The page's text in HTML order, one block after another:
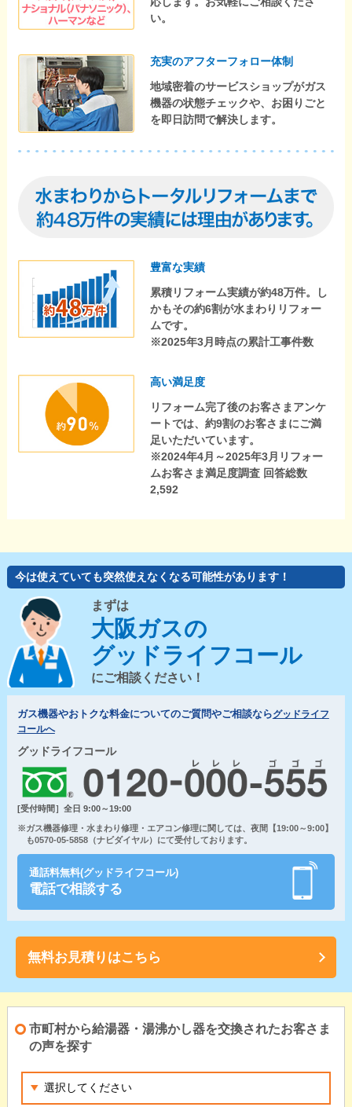
い。
充実のアフターフォロー体制
地域密着のサービスショップがガス
機器の状態チェックや、お困りごと
を即日訪問で解決します。
豊富な実績
累積リフォーム実績が約48万件。し
かもその約6割が水まわりリフォー
ムです。
※2025年3月時点の累計工事件数
高い満足度
リフォーム完了後のお客さまアンケ
ートでは、約9割のお客さまにご満
足いただいています。
※2024年4月～2025年3月リフォー
ムお客さま満足度調査 回答総数
2,592
今は使えていても突然使えなくなる可能性があります！
まずは
大阪ガスの
グッドライフコール
にご相談ください！
ガス機器やおトクな料金についてのご質問やご相談ならグッドライフ
コールへ
グッドライフコール
[受付時間］全日 9:00～19:00
※ガス機器修理・水まわり修理・エアコン修理に関しては、夜間【19:00～9:00】
も0570-05-5858（ナビダイヤル）にて受付しております。
通話料無料(グッドライフコール)
電話で相談する
無料お見積りはこちら
市町村から給湯器・湯沸かし器を交換されたお客さま
の声を探す